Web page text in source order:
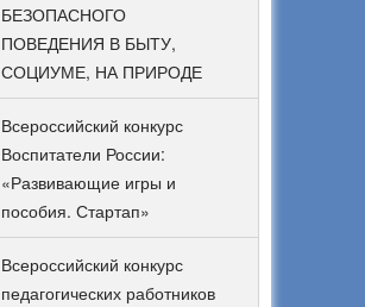
БЕЗОПАСНОГО
ПОВЕДЕНИЯ В БЫТУ,
СОЦИУМЕ, НА ПРИРОДЕ
Всероссийский конкурс
Воспитатели России:
«Развивающие игры и
пособия. Стартап»
Всероссийский конкурс
педагогических работников